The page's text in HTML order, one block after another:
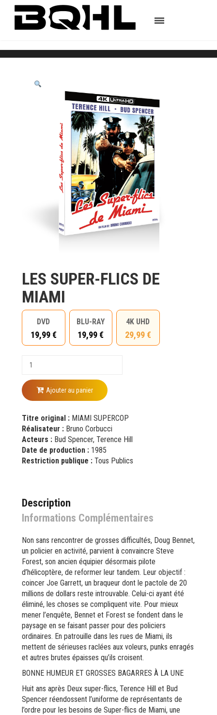
LES SUPER-FLICS DE
MIAMI
DVD
19,99 €
BLU-RAY
19,99 €
4K UHD
29,99 €
Ajouter au panier
Titre original : MIAMI SUPERCOP
Réalisateur : Bruno Corbucci
Acteurs : Bud Spencer, Terence Hill
Date de production : 1985
Restriction publique : Tous Publics
Description
Informations Complémentaires
Non sans rencontrer de grosses difficultés, Doug Bennet,
un policier en activité, parvient à convaincre Steve
Forest, son ancien équipier désormais pilote
d’hélicoptère, de reformer leur tandem. Leur objectif :
coincer Joe Garrett, un braqueur dont le pactole de 20
millions de dollars reste introuvable. Celui-ci ayant été
éliminé, les choses se compliquent vite. Pour mieux
mener l’enquête, Bennet et Forest se fondent dans le
paysage en se faisant passer pour des policiers
ordinaires. En patrouille dans les rues de Miami, ils
mettent de sérieuses raclées aux voleurs, punks enragés
et autres brutes épaisses qu’ils croisent.
BONNE HUMEUR ET GROSSES BAGARRES À LA UNE
Huit ans après Deux super-flics, Terence Hill et Bud
Spencer réendossent l’uniforme de représentants de
l’ordre pour les besoins de Super-flics de Miami, une